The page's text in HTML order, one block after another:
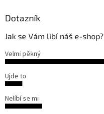
Dotazník
Jak se Vám líbí náš e-shop?
Velmi pěkný
Ujde to
Nelíbí se mi